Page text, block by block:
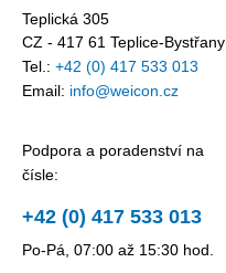
Teplická 305
CZ - 417 61 Teplice-Bystřany
Tel.: +42 (0) 417 533 013
Email: info@weicon.cz
Podpora a poradenství na
čísle:
+42 (0) 417 533 013
Po-Pá, 07:00 až 15:30 hod.